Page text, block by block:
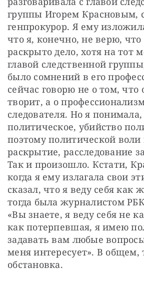
группы Игорем Красновым,
генпрокурор. Я ему
что я, конечно, не верю, что
раскрыто дело, хотя на тот
главой следственной
было сомнений в его
сейчас говорю не о том, что
творит, а о
следователя. Но я
политическое, убийство
поэтому политической воли
раскрытие, расследование
Так и произошло. Кстати,
когда я ему излагала свои
сказал, что я веду себя как
тогда была журналистом
«Вы знаете, я веду себя не
как потерпевшая, я имею
задавать вам любые
меня интересует». В общем,
обстановка.